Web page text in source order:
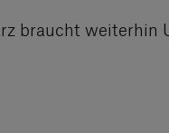
braucht weiterhin